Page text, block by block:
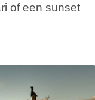
of een sunset